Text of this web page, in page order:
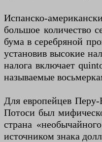
Испанско-
большое количество
бума в серебряной
установив высокие
налога включает
называемые
Для европейцев Перу-
Потоси был
страна
источником знака